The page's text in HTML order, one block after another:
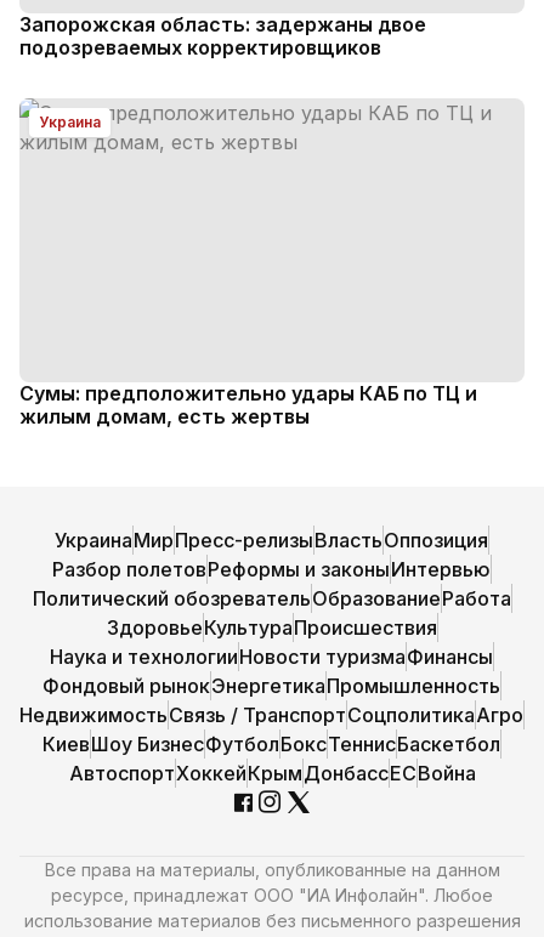
Запорожская область: задержаны двое
подозреваемых корректировщиков
Украина
Сумы: предположительно удары КАБ по ТЦ и
жилым домам, есть жертвы
УкраинаМирПресс-релизыВластьОппозиция
Разбор полетовРеформы и законыИнтервью
Политический обозревательОбразованиеРабота
ЗдоровьеКультураПроисшествия
Наука и технологииНовости туризмаФинансы
Фондовый рынокЭнергетикаПромышленность
НедвижимостьСвязь / ТранспортСоцполитикаАгро
КиевШоу БизнесФутболБоксТеннисБаскетбол
АвтоспортХоккейКрымДонбассЕСВойна
Все права на материалы, опубликованные на данном
ресурсе, принадлежат ООО "ИА Инфолайн". Любое
использование материалов без письменного разрешения